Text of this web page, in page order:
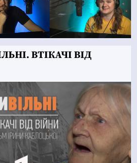
ВТІКАЧІ ВІД